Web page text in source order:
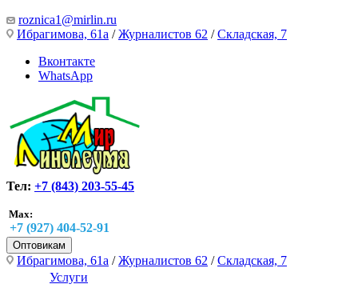
roznica1@mirlin.ru
Ибрагимова, 61а /Журналистов 62 /Складская, 7
Вконтакте
WhatsApp
Тел: +7 (843) 203-55-45
Max:
+7 (927) 404-52-91
Оптовикам
Ибрагимова, 61а /Журналистов 62 /Складская, 7
Услуги